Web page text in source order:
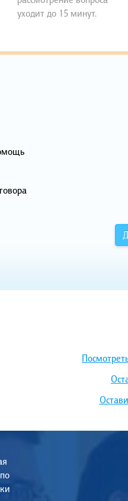
уходит до 15 минут.